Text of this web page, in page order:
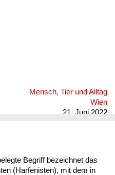
Mensch, Tier und Alltag
Wien
21. Juni 2022
Begriff bezeichnet das
(Harfenisten), mit dem in